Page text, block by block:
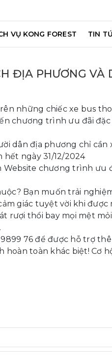
VỤ KONG FOREST TIN
ĐỊA PHƯƠNG VÀ
những chiếc xe bus
chương trình ưu đãi
dân địa phương chỉ
ngày 31/12/2024
Website chương trình ưu
Bạn muốn trải
giác tuyệt vời khi được
rượi thổi bay mọi mệt
76 để được hỗ trợ
toàn khác biệt! Cơ